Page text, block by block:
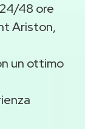
48 ore
Ariston,
un ottimo